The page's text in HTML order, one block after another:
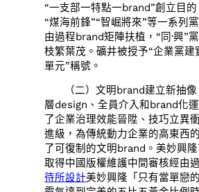
“一支部一特點一brand”創立目
“煤海前鋒”“智崛將來”等一系列
由過程brand矩陣扶植，“同·興”
枝繁葉茂。礦井被授予“企業黨建
單元”稱號。
（二）文明brand建立新抽
層design、全員介入和brand化
了企業治理效能晉陞、技巧立異
進級，為傳統動力企業的高東西
了可復制的文明brand。美妙興
取得中國版權維護中間審核經由
待所設計美妙興隆「只有當單戀